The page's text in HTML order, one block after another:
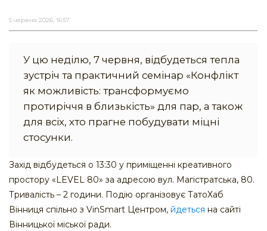
5 червня 2026, 16:57
У цю неділю, 7 червня, відбудеться тепла
зустріч та практичний семінар «Конфлікт
як можливість: трансформуємо
протиріччя в близькість» для пар, а також
для всіх, хто прагне побудувати міцні
стосунки.
Захід відбудеться о 13:30 у приміщенні креативного
простору «LEVEL 80» за адресою вул. Магістратська, 80.
Тривалість – 2 години. Подію організовує ТатоХаб
Вінниця спільно з VinSmart Центром, йдеться на сайті
Вінницької міської ради.